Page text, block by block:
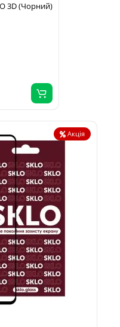
3D (Чорний)
Акція